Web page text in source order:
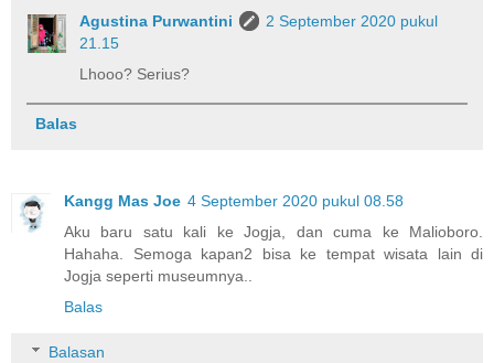
Agustina Purwantini
2 September 2020 pukul
21.15
Lhooo? Serius?
Balas
Kangg Mas Joe 4 September 2020 pukul 08.58
Aku baru satu kali ke Jogja, dan cuma ke Malioboro.
Hahaha. Semoga kapan2 bisa ke tempat wisata lain di
Jogja seperti museumnya..
Balas
Balasan